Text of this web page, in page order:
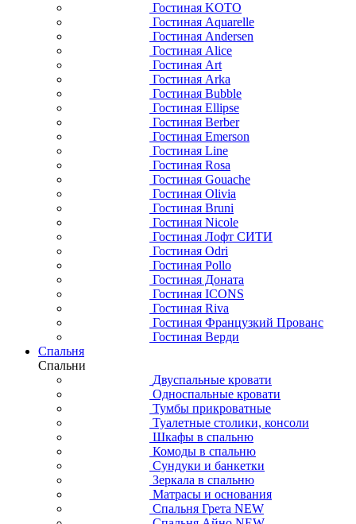
Гостиная KOTO
Гостиная Aquarelle
Гостиная Andersen
Гостиная Alice
Гостиная Art
Гостиная Arka
Гостиная Bubble
Гостиная Ellipse
Гостиная Berber
Гостиная Emerson
Гостиная Line
Гостиная Rosa
Гостиная Gouache
Гостиная Olivia
Гостиная Bruni
Гостиная Nicole
Гостиная Лофт СИТИ
Гостиная Odri
Гостиная Pollo
Гостиная Доната
Гостиная ICONS
Гостиная Riva
Гостиная Французкий Прованс
Гостиная Верди
Спальня
Спальни
Двуспальные кровати
Односпальные кровати
Тумбы прикроватные
Туалетные столики, консоли
Шкафы в спальню
Комоды в спальню
Сундуки и банкетки
Зеркала в спальню
Матрасы и основания
Спальня Грета NEW